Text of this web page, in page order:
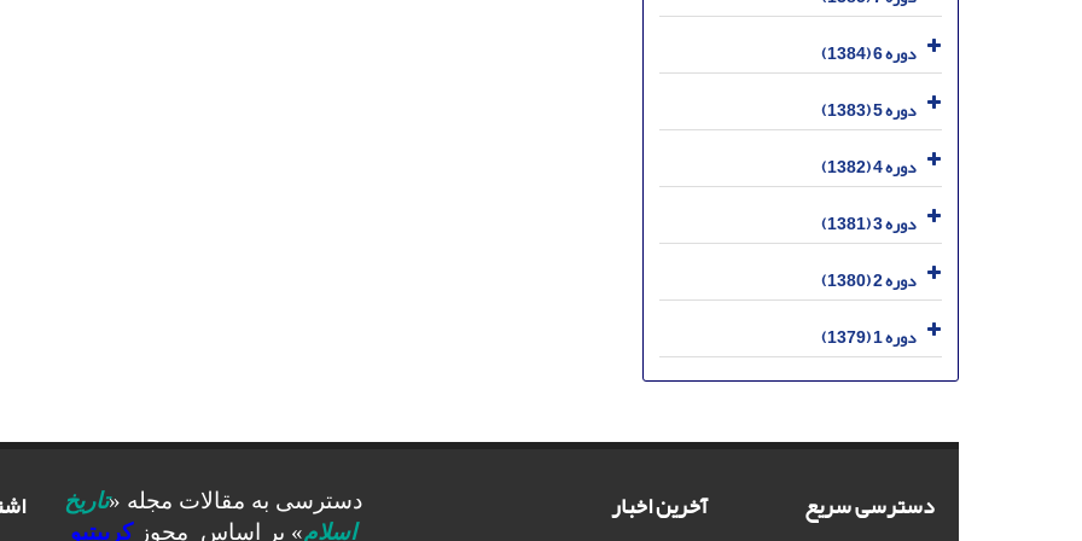
دوره 6 (1384)
دوره 5 (1383)
دوره 4 (1382)
دوره 3 (1381)
دوره 2 (1380)
دوره 1 (1379)
دسترسی سریع آخرین اخبار دسترسی به مقالات مجله «تاریخ
اسلام» بر اساس مجوزکرییتیو